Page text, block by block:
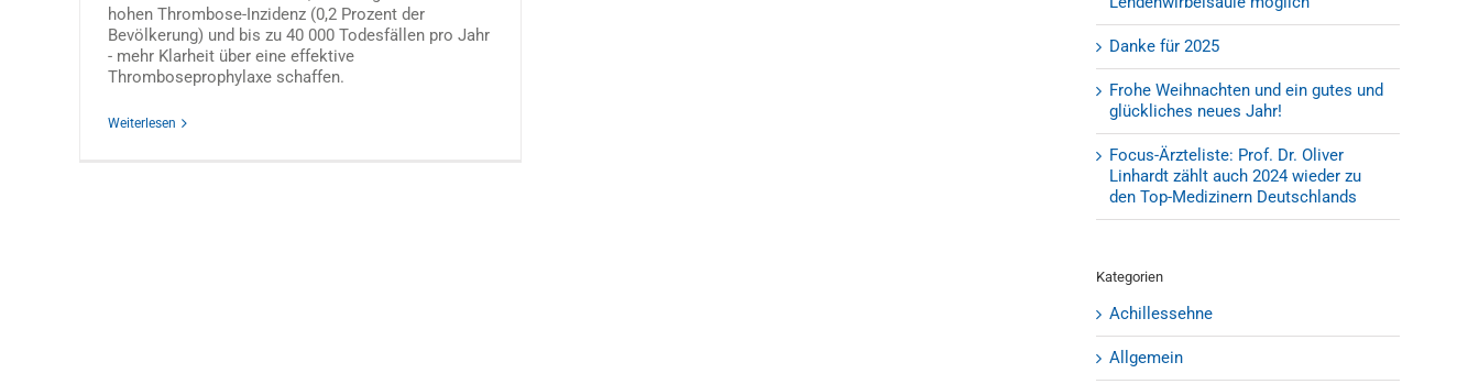
hohen Thrombose-Inzidenz (0,2 Prozent der
Bevölkerung) und bis zu 40 000 Todesfällen pro Jahr
- mehr Klarheit über eine effektive
Thromboseprophylaxe schaffen.
Weiterlesen
Danke für 2025
Frohe Weihnachten und ein gutes und
glückliches neues Jahr!
Focus-Ärzteliste: Prof. Dr. Oliver
Linhardt zählt auch 2024 wieder zu
den Top-Medizinern Deutschlands
Kategorien
Achillessehne
Allgemein